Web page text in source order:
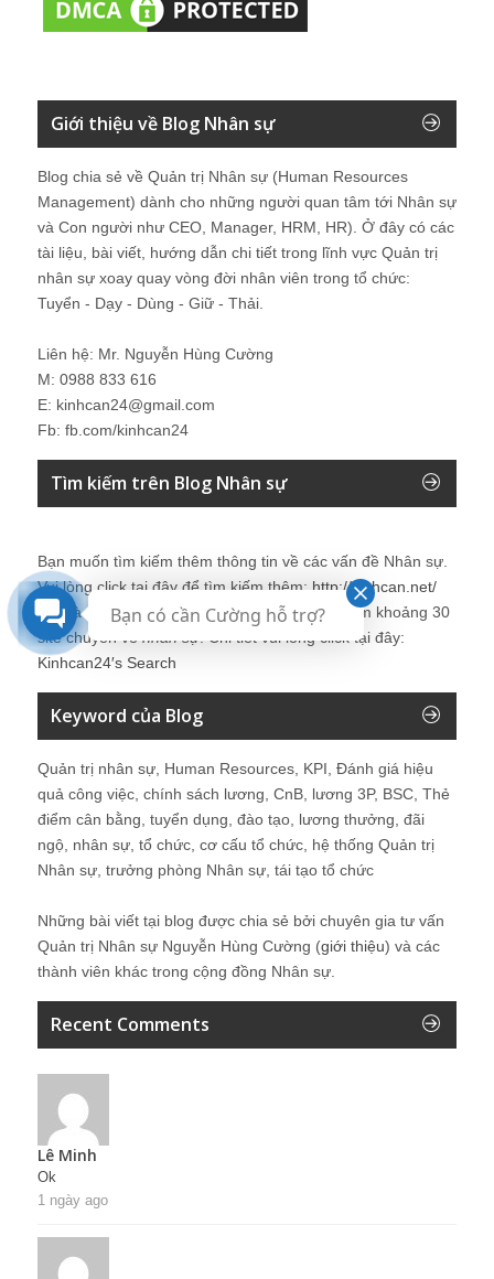
Giới thiệu về Blog Nhân sự
Blog chia sẻ về Quản trị Nhân sự (Human Resources
Management) dành cho những người quan tâm tới Nhân sự
và Con người như CEO, Manager, HRM, HR). Ở đây có các
tài liệu, bài viết, hướng dẫn chi tiết trong lĩnh vực Quản trị
nhân sự xoay quay vòng đời nhân viên trong tổ chức:
Tuyển - Dạy - Dùng - Giữ - Thải.
Liên hệ: Mr. Nguyễn Hùng Cường
M: 0988 833 616
E: kinhcan24@gmail.com
Fb: fb.com/kinhcan24
Tìm kiếm trên Blog Nhân sự
Bạn muốn tìm kiếm thêm thông tin về các vấn đề Nhân sự.
Vui lòng click tại đây để tìm kiếm thêm:http://kinhcan.net/
Đây là công cụ tìm kiếm được tích hợp tìm kiếm khoảng 30
site chuyên vềnhân sự. Chi tiết vui lòng click tại đây:
Kinhcan24′s Search
Keyword của Blog
Quản trị nhân sự, Human Resources, KPI, Đánh giá hiệu
quả công việc, chính sách lương, CnB, lương 3P, BSC, Thẻ
điểm cân bằng, tuyển dụng, đào tạo, lương thưởng, đãi
ngộ, nhân sự, tổ chức, cơ cấu tổ chức, hệ thống Quản trị
Nhân sự, trưởng phòng Nhân sự, tái tạo tổ chức
Những bài viết tại blog được chia sẻ bởi chuyên gia tư vấn
Quản trị Nhân sự Nguyễn Hùng Cường (giới thiệu) và các
thành viên khác trong cộng đồng Nhân sự.
Recent Comments
Lê Minh
Ok
1 ngày ago
Bạn có cần Cường hỗ trợ?